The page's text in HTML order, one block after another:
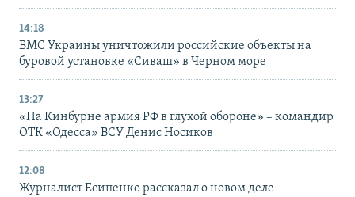
14:18
ВМС Украины уничтожили российские объекты на
буровой установке «Сиваш» в Черном море
13:27
«На Кинбурне армия РФ в глухой обороне» – командир
ОТК «Одесса» ВСУ Денис Носиков
12:08
Журналист Есипенко рассказал о новом деле